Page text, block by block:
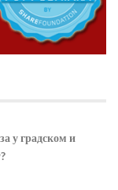
у градском и